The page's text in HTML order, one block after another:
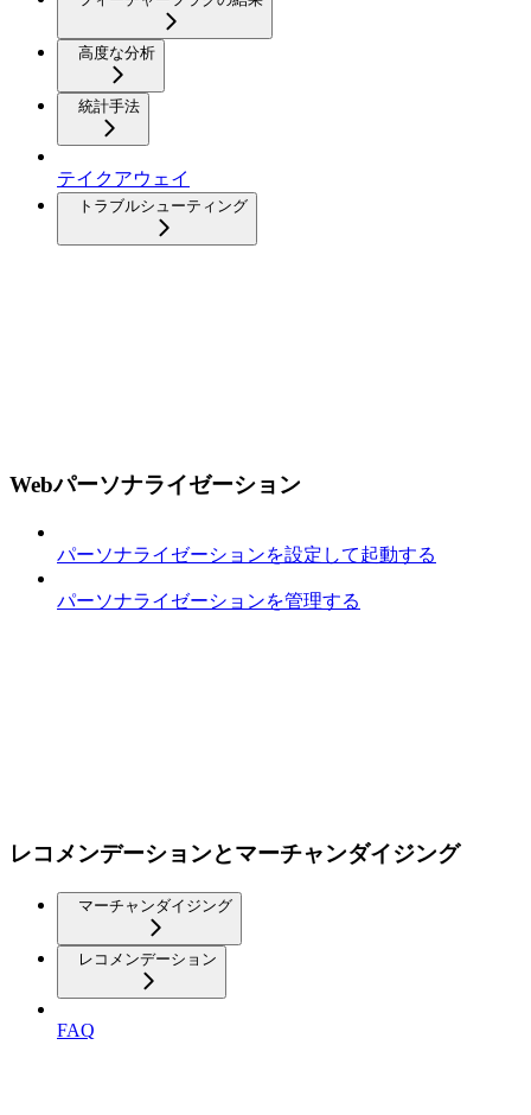
高度な分析
統計手法
テイクアウェイ
トラブルシューティング
Webパーソナライゼーション
パーソナライゼーションを設定して起動する
パーソナライゼーションを管理する
レコメンデーションとマーチャンダイジング
マーチャンダイジング
レコメンデーション
FAQ